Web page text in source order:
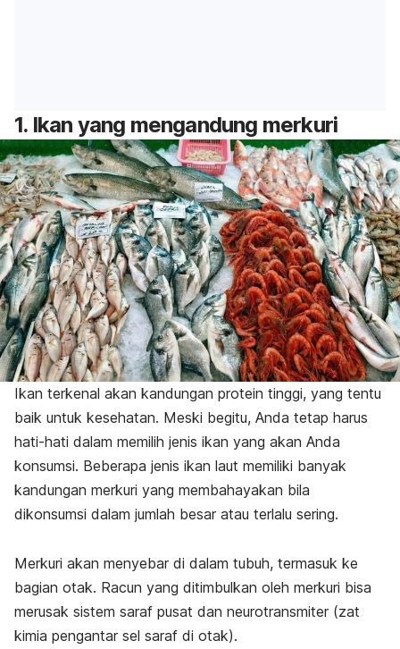
1. Ikan yang mengandung merkuri
Ikan terkenal akan kandungan protein tinggi, yang tentu
baik untuk kesehatan. Meski begitu, Anda tetap harus
hati-hati dalam memilih jenis ikan yang akan Anda
konsumsi. Beberapa jenis ikan laut memiliki banyak
kandungan merkuri yang membahayakan bila
dikonsumsi dalam jumlah besar atau terlalu sering.
Merkuri akan menyebar di dalam tubuh, termasuk ke
bagian otak. Racun yang ditimbulkan oleh merkuri bisa
merusak sistem saraf pusat dan neurotransmiter (zat
kimia pengantar sel saraf di otak).